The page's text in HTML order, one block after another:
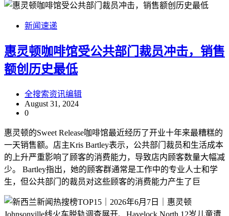
新闻速递
惠灵顿咖啡馆受公共部门裁员冲击，销售
额创历史最低
全搜索资讯编辑
August 31, 2024
0
惠灵顿的Sweet Release咖啡馆最近经历了开业十年来最糟糕的
一天销售额。店主Kris Bartley表示，公共部门裁员和生活成本
的上升严重影响了顾客的消费能力，导致店内顾客数量大幅减
少。 Bartley指出，她的顾客群通常是工作中的专业人士和学
生，但公共部门的裁员对这些顾客的消费能力产生了巨